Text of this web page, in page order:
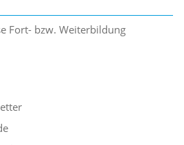
Fort- bzw. Weiterbildung